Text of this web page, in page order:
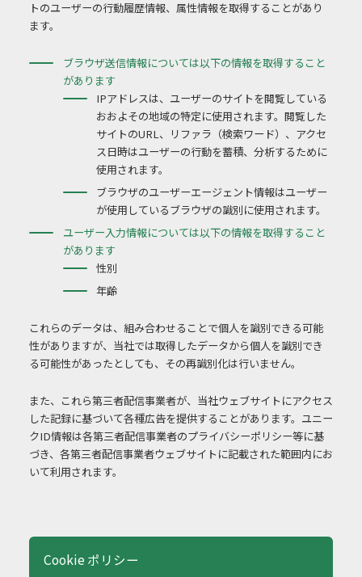
トのユーザーの行動履歴情報、属性情報を取得することがあり
ます。
ブラウザ送信情報については以下の情報を取得すること
があります
IPアドレスは、ユーザーのサイトを閲覧している
おおよその地域の特定に使用されます。閲覧した
サイトのURL、リファラ（検索ワード）、アクセ
ス日時はユーザーの行動を蓄積、分析するために
使用されます。
ブラウザのユーザーエージェント情報はユーザー
が使用しているブラウザの識別に使用されます。
ユーザー入力情報については以下の情報を取得すること
があります
性別
年齢
これらのデータは、組み合わせることで個人を識別できる可能
性がありますが、当社では取得したデータから個人を識別でき
る可能性があったとしても、その再識別化は行いません。
また、これら第三者配信事業者が、当社ウェブサイトにアクセス
した記録に基づいて各種広告を提供することがあります。ユニー
クID情報は各第三者配信事業者のプライバシーポリシー等に基
づき、各第三者配信事業者ウェブサイトに記載された範囲内にお
いて利用されます。
Cookie ポリシー